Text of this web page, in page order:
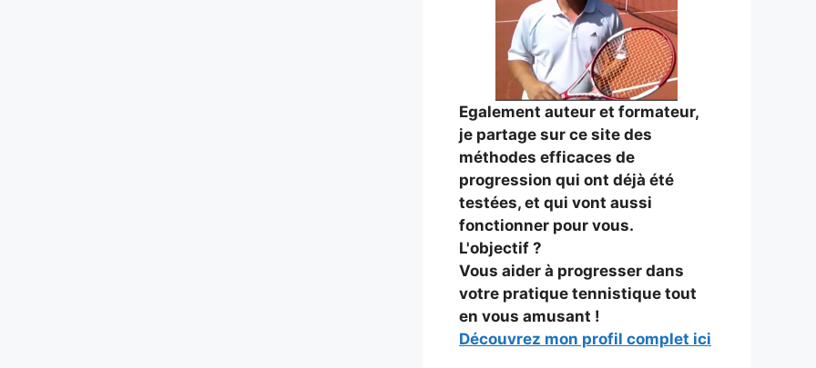
Egalement auteur et formateur,
je partage sur ce site des
méthodes efficaces de
progression qui ont déjà été
testées, et qui vont aussi
fonctionner pour vous.
L'objectif ?
Vous aider à progresser dans
votre pratique tennistique tout
en vous amusant !
Découvrez mon profil complet ici